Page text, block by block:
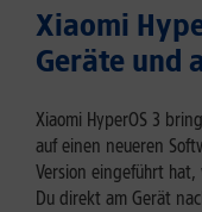
Xiaomi
Geräte und
Xiaomi HyperOS 3
auf einen neueren
Version eingeführt
Du direkt am Gerät